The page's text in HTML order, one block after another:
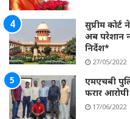
सुप्रीम कोर्ट
अब परेशान
निर्देश*
27/05/2022
एमएचबी
फरार
17/06/2022